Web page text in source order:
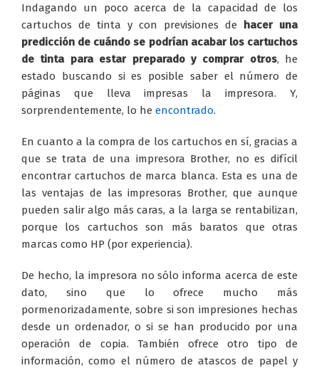
Indagando un poco acerca de la capacidad de los
cartuchos de tinta y con previsiones de hacer una
predicción de cuándo se podrían acabar los cartuchos
de tinta para estar preparado y comprar otros, he
estado buscando si es posible saber el número de
páginas que lleva impresas la impresora. Y,
sorprendentemente, lo he encontrado.
En cuanto a la compra de los cartuchos en sí, gracias a
que se trata de una impresora Brother, no es difícil
encontrar cartuchos de marca blanca. Esta es una de
las ventajas de las impresoras Brother, que aunque
pueden salir algo más caras, a la larga se rentabilizan,
porque los cartuchos son más baratos que otras
marcas como HP (por experiencia).
De hecho, la impresora no sólo informa acerca de este
dato, sino que lo ofrece mucho más
pormenorizadamente, sobre si son impresiones hechas
desde un ordenador, o si se han producido por una
operación de copia. También ofrece otro tipo de
información, como el número de atascos de papel y